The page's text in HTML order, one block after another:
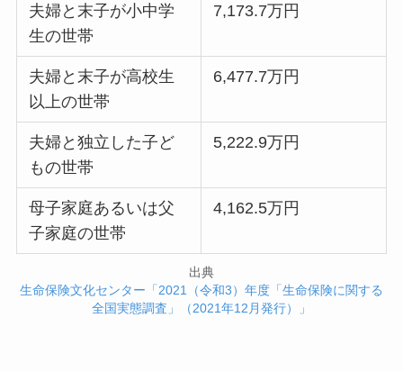
夫婦と末子が小中学
生の世帯
7,173.7万円
夫婦と末子が高校生
以上の世帯
6,477.7万円
夫婦と独立した子ど
もの世帯
5,222.9万円
母子家庭あるいは父
子家庭の世帯
4,162.5万円
出典
生命保険文化センター「2021（令和3）年度「生命保険に関する
全国実態調査」（2021年12月発行）」